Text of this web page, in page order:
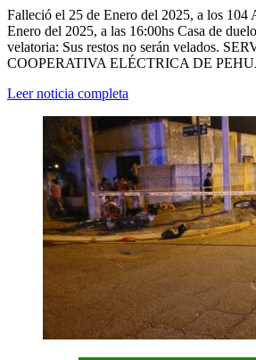
Falleció el 25 de Enero del 2025, a los 104
Enero del 2025, a las 16:00hs Casa de
velatoria: Sus restos no serán velados.
COOPERATIVA ELÉCTRICA DE
Leer noticia completa